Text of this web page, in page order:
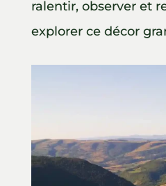
ralentir, observer et
explorer ce décor